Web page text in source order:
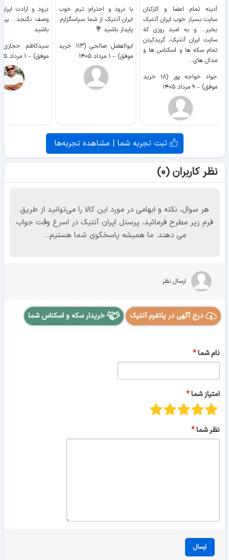
آدینه تمام اعضا و کارکنان
سایت بسیار خوب ايران آنتیک
بخیر... و به امید روزی که
سایت ايران آنتیک، گریدکردن
تمام سکه ها و اسکناس ها و
مدال های...
جواد خواجه پور (۱۸ خرید
موفق) – ۹ مرداد ۱۴۰۵
با درود و احترام؛ تیم خوب
ایران آنتیک از شما سپاسگزارم.
پایدار باشید 💐
ابوالفضل صالحی (۱۱۳ خرید
موفق) – ۱ مرداد ۱۴۰۵
درود و ارادت
وصف نگنجد...
باشید
موفق) – ۱ مرداد ۱۴۰۵
ثبت تجربه شما | مشاهده تجربه‌ها
نظر کاربران (۰)
هر سوال، نکته و ابهامی در مورد این کالا را می‌توانید از طریق
فرم زیر مطرح فرمائید، پرسنل ایران آنتیک در اسرع وقت جواب
می دهند. ما همیشه پاسخگوی شما هستیم...
ارسال نظر
درج آگهی در پلتفرم آنتیک خریدار سکه و اسکناس شما
نام شما
امتیاز شما
نظر شما
ارسال